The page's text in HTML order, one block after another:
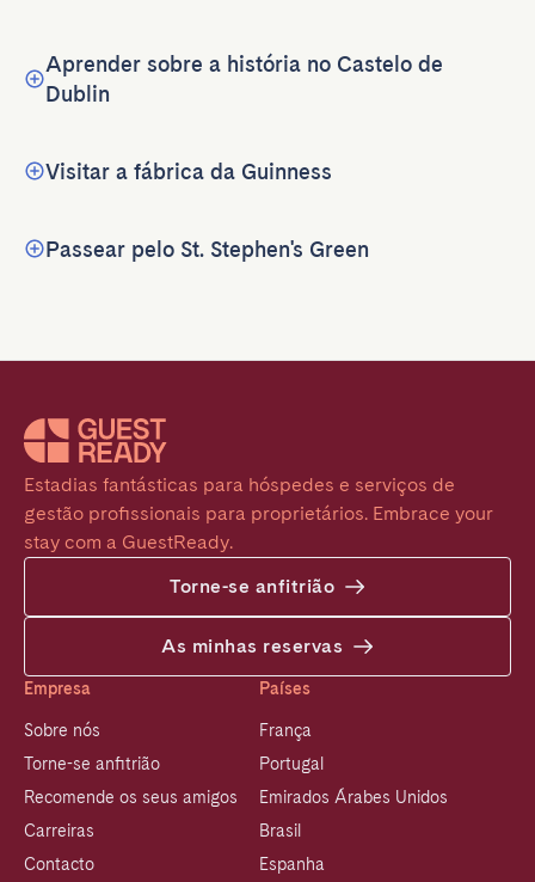
Aprender sobre a história no Castelo de
Dublin
Visitar a fábrica da Guinness
Passear pelo St. Stephen's Green
Estadias fantásticas para hóspedes e serviços de
gestão profissionais para proprietários. Embrace your
stay com a GuestReady.
Torne-se anfitrião
As minhas reservas
Empresa
Sobre nós
Torne-se anfitrião
Recomende os seus amigos
Carreiras
Contacto
Países
França
Portugal
Emirados Árabes Unidos
Brasil
Espanha